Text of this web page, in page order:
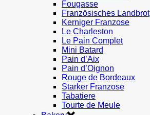
Fougasse
Französisches Landbrot
Kerniger Franzose
Le Charleston
Le Pain Complet
Mini Batard
Pain d’Aix
Pain d’Oignon
Rouge de Bordeaux
Starker Franzose
Tabatiere
Tourte de Meule